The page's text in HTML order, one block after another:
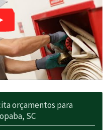
orçamentos para
SC